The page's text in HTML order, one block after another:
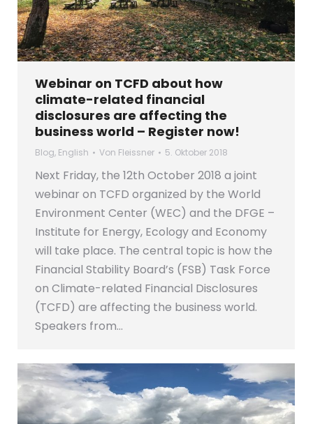
Webinar on TCFD about how
climate-related financial
disclosures are affecting the
business world – Register now!
Blog, English Von Fleissner 5. Oktober 2018
Next Friday, the 12th October 2018 a joint
webinar on TCFD organized by the World
Environment Center (WEC) and the DFGE –
Institute for Energy, Ecology and Economy
will take place. The central topic is how the
Financial Stability Board’s (FSB) Task Force
on Climate-related Financial Disclosures
(TCFD) are affecting the business world.
Speakers from…